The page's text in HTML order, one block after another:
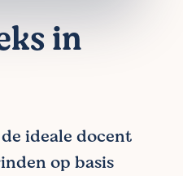
in
ideale docent
op basis